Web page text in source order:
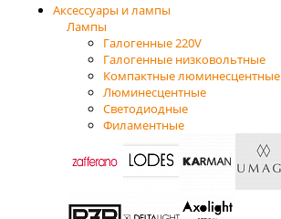
Аксессуары и лампы
Лампы
Галогенные 220V
Галогенные низковольтные
Компактные люминесцентные
Люминесцентные
Светодиодные
Филаментные